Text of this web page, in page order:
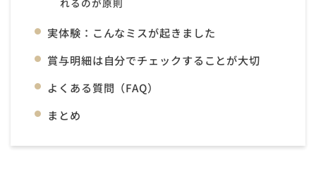
実体験：こんなミスが起きました
賞与明細は自分でチェックすることが大切
よくある質問（FAQ）
まとめ